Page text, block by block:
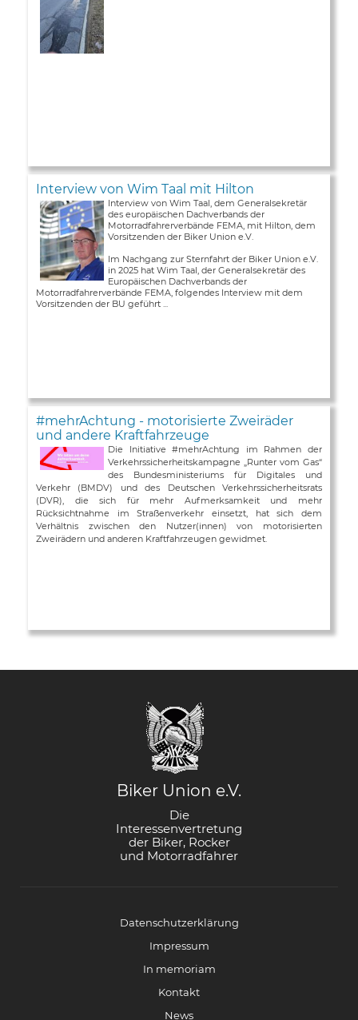
Interview von Wim Taal mit Hilton
Interview von Wim Taal, dem Generalsekretär
des europäischen Dachverbands der
Motorradfahrerverbände FEMA, mit Hilton, dem
Vorsitzenden der Biker Union e.V.
Im Nachgang zur Sternfahrt der Biker Union e.V.
in 2025 hat Wim Taal, der Generalsekretär des
Europäischen Dachverbands der
Motorradfahrerverbände FEMA, folgendes Interview mit dem
Vorsitzenden der BU geführt ...
#mehrAchtung - motorisierte Zweiräder
und andere Kraftfahrzeuge
Die Initiative #mehrAchtung im Rahmen der
Verkehrssicherheitskampagne „Runter vom Gas“
des Bundesministeriums für Digitales und
Verkehr (BMDV) und des Deutschen Verkehrssicherheitsrats
(DVR), die sich für mehr Aufmerksamkeit und mehr
Rücksichtnahme im Straßenverkehr einsetzt, hat sich dem
Verhältnis zwischen den Nutzer(innen) von motorisierten
Zweirädern und anderen Kraftfahrzeugen gewidmet.
Biker Union e.V.
Die
Interessenvertretung
der Biker, Rocker
und Motorradfahrer
Datenschutzerklärung
Impressum
In memoriam
Kontakt
News